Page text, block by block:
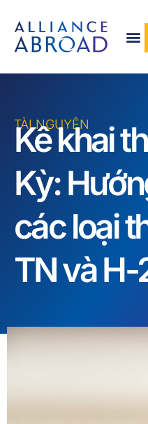
nội
dung
qua
TÀI NGUYÊN
Kê khai
Kỳ:
các loại
TN và H-